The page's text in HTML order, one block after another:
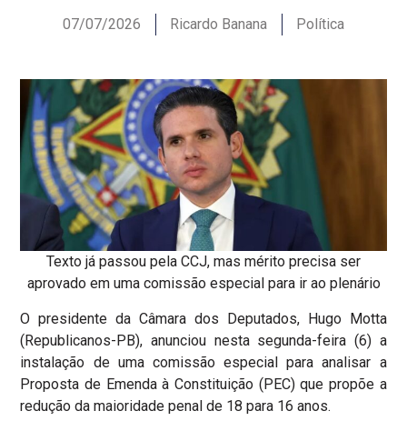
07/07/2026 Ricardo Banana Política
Texto já passou pela CCJ, mas mérito precisa ser
aprovado em uma comissão especial para ir ao plenário
O presidente da Câmara dos Deputados, Hugo Motta
(Republicanos-PB), anunciou nesta segunda-feira (6) a
instalação de uma comissão especial para analisar a
Proposta de Emenda à Constituição (PEC) que propõe a
redução da maioridade penal de 18 para 16 anos.